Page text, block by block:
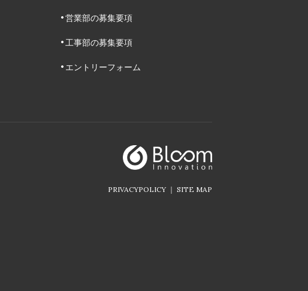
営業部の募集要項
工事部の募集要項
エントリーフォーム
PRIVACYPOLICY｜ SITE MAP